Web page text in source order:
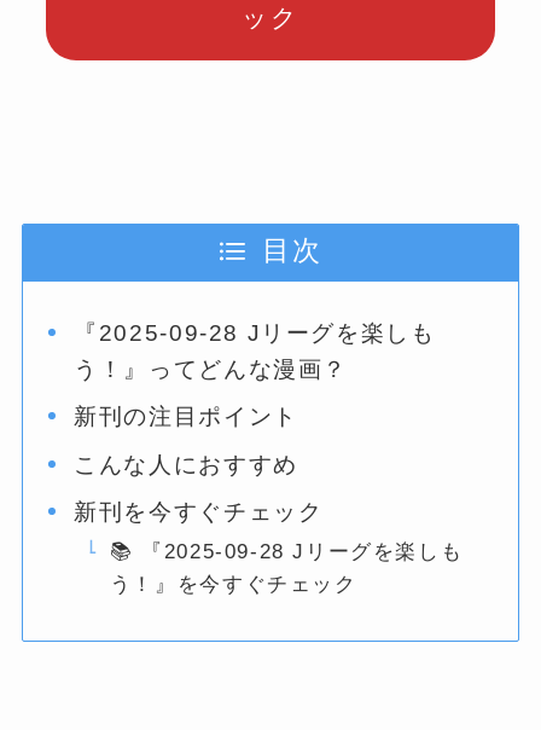
ック
目次
『2025-09-28 Jリーグを楽しも
う！』ってどんな漫画？
新刊の注目ポイント
こんな人におすすめ
新刊を今すぐチェック
📚 『2025-09-28 Jリーグを楽しも
う！』を今すぐチェック